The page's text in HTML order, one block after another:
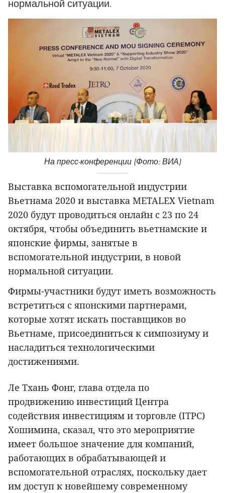
нормальной ситуации.
На пресс-конференции (Фото: ВИА)
Выставка вспомогательной индустрии
Вьетнама 2020 и выставка METALEX Vietnam
2020 будут проводиться онлайн с 23 по 24
октября, чтобы объединить вьетнамские и
японские фирмы, занятые в
вспомогательной индустрии, в новой
нормальной ситуации.
Фирмы-участники будут иметь возможность
встретиться с японскими партнерами,
которые хотят искать поставщиков во
Вьетнаме, присоединиться к симпозиуму и
насладиться технологическими
достижениями.
Ле Тхань Фонг, глава отдела по
продвижению инвестиций Центра
содействия инвестициям и торговле (ITPC)
Хошимина, сказал, что это мероприятие
имеет большое значение для компаний,
работающих в обрабатывающей и
вспомогательной отраслях, поскольку дает
им доступ к новейшему современному